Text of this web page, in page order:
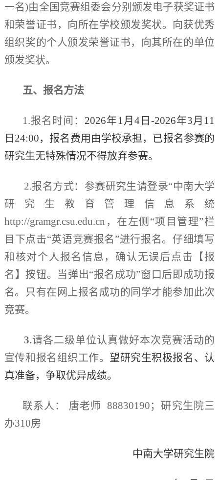
一名)由全国竞赛组委会分别颁发电子获奖证书
和荣誉证书，向所在学校颁发奖状。向获优秀
组织奖的个人颁发荣誉证书，向其所在的单位
颁发奖状。
五、报名方法
1.报名时间： 2026年 1月 4日 -2026年3月11
日 24:00，报名费用由学校承担，已报名参赛的
研究生无特殊情况不得放弃参赛。
2.报名方式： 参赛研究生请登录“中南大学
研究生教育管理信息系统
http://gramgr.csu.edu.cn ，在左侧 “项目管理”栏
目下点击“英语竞赛报名”进行报名。仔细填写
和核对个人报名信息，确认无误后点击【报
名】按钮。当弹出“报名成功”窗口后即成功报
名。只有在网上报名成功的同学才能参加此次
竞赛。
3.请各二级单位认真做好本次竞赛活动的
宣传和报名组织工作。 望研究生积极报名、认
真准备，争取优异成绩。
联系人： 唐老师 88830190； 研究生院三
办310房
中南大学研究生院